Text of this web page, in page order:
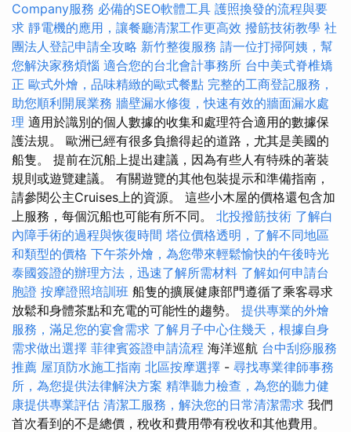
Company服務 必備的SEO軟體工具 護照換發的流程與要
求 靜電機的應用，讓餐廳清潔工作更高效 撥筋技術教學 社
團法人登記申請全攻略 新竹整復服務 請一位打掃阿姨，幫
您解決家務煩惱 適合您的台北會計事務所 台中美式脊椎矯
正 歐式外燴，品味精緻的歐式餐點 完整的工商登記服務，
助您順利開展業務 牆壁漏水修復，快速有效的牆面漏水處
理 適用於識別的個人數據的收集和處理符合適用的數據保
護法規。 歐洲已經有很多負擔得起的道路，尤其是美國的
船隻。 提前在沉船上提出建議，因為有些人有特殊的著裝
規則或遊覽建議。 有關遊覽的其他包裝提示和準備指南，
請參閱公主Cruises上的資源。 這些小木屋的價格還包含加
上服務，每個沉船也可能有所不同。 北投撥筋技術 了解白
內障手術的過程與恢復時間 塔位價格透明，了解不同地區
和類型的價格 下午茶外燴，為您帶來輕鬆愉快的午後時光
泰國簽證的辦理方法，迅速了解所需材料 了解如何申請台
胞證 按摩證照培訓班 船隻的擴展健康部門遵循了乘客尋求
放鬆和身體茶點和充電的可能性的趨勢。 提供專業的外燴
服務，滿足您的宴會需求 了解月子中心住幾天，根據自身
需求做出選擇 菲律賓簽證申請流程 海洋巡航 台中刮痧服務
推薦 屋頂防水施工指南 北區按摩選擇 - 尋找專業律師事務
所，為您提供法律解決方案 精準聽力檢查，為您的聽力健
康提供專業評估 清潔工服務，解決您的日常清潔需求 我們
首次看到的不是總價，稅收和費用帶有稅收和其他費用。